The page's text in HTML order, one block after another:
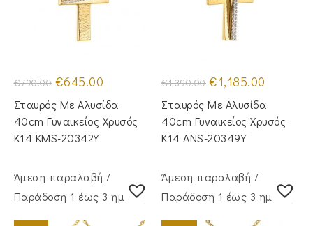
€790.00 Original
price
was:
€790.00.
€645.00
τιμή
είναι:
€645.00.
Σταυρός Με Αλυσίδα
40cm Γυναικείος Χρυσός
Κ14 KMS-20342Y
€1,390.00 Original
price
was:
€1,390.00.
€1,185.00
είναι:
€1,185.00.
Σταυρός Mε Aλυσίδα
40cm Γυναικείος Χρυσός
Κ14 ANS-20349Y
Άμεση παραλαβή /
Παράδoση 1 έως 3 ημέρες
Άμεση παραλαβή /
Παράδoση 1 έως 3 ημέρες